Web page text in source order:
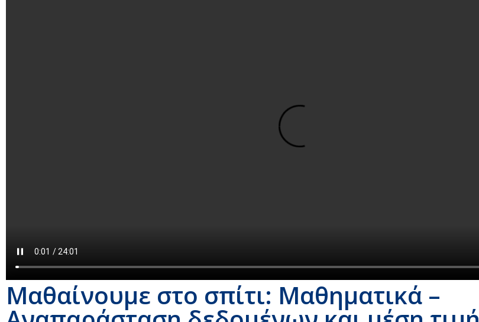
Μαθαίνουμε στο σπίτι: Μαθηματικά –